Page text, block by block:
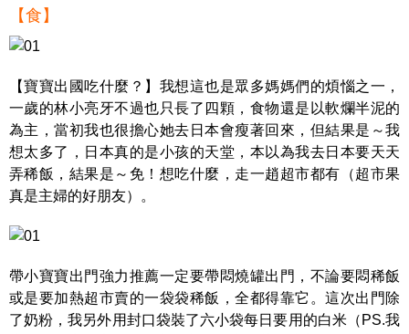
【食】
【寶寶出國吃什麼？】我想這也是眾多媽媽們的煩惱之一，
一歲的林小亮牙不過也只長了四顆，食物還是以軟爛半泥的
為主，當初我也很擔心她去日本會瘦著回來，但結果是～我
想太多了，日本真的是小孩的天堂，本以為我去日本要天天
弄稀飯，結果是～免！想吃什麼，走一趙超市都有（超市果
真是主婦的好朋友）。
帶小寶寶出門強力推薦一定要帶悶燒罐出門，不論要悶稀飯
或是要加熱超市賣的一袋袋稀飯，全都得靠它。這次出門除
了奶粉，我另外用封口袋裝了六小袋每日要用的白米（PS.我